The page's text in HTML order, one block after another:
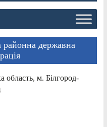
районна державна
область, м. Білгород-